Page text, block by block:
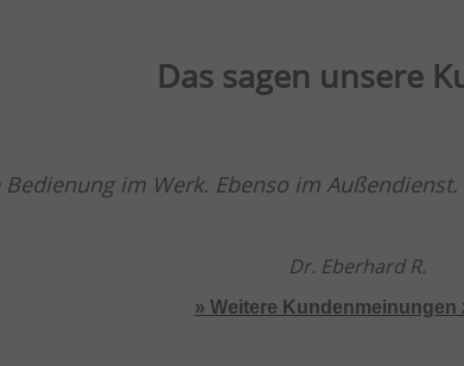
Das sagen unsere
im Werk. Ebenso im
Dr. Eberhard R.
» Weitere Kundenmeinungen